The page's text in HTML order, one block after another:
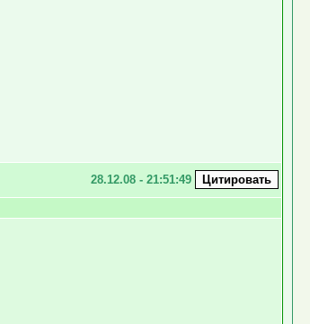
28.12.08 - 21:51:49